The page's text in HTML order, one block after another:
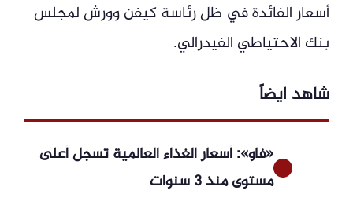
أسعار الفائدة في ظل رئاسة كيفن وورش لمجلس
بنك الاحتياطي الفيدرالي.
شاهد ايضاً
«فاو»: أسعار الغذاء العالمية تسجل أعلى
مستوى منذ 3 سنوات